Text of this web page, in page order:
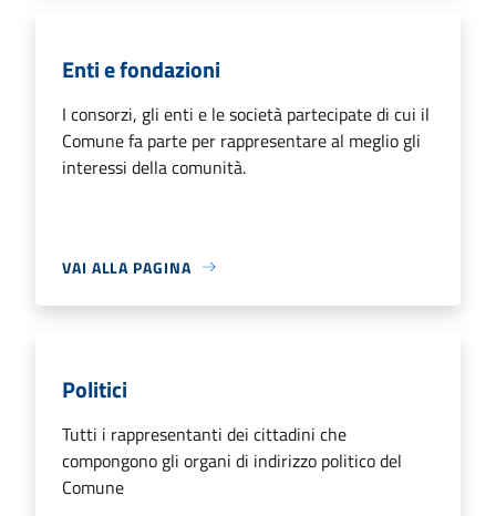
Enti e fondazioni
I consorzi, gli enti e le società partecipate di cui il
Comune fa parte per rappresentare al meglio gli
interessi della comunità.
VAI ALLA PAGINA
Politici
Tutti i rappresentanti dei cittadini che
compongono gli organi di indirizzo politico del
Comune